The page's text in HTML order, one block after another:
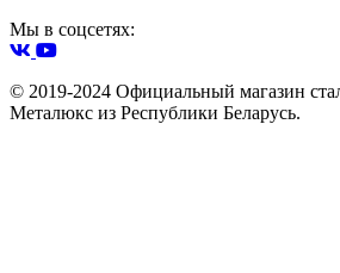
Мы в соцсетях:
© 2019-2024 Официальный магазин
Металюкс из Республики Беларусь.